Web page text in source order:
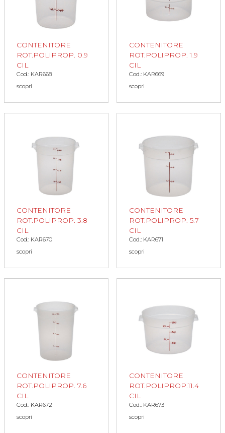
CONTENITORE
ROT.POLIPROP. 0.9
CIL
Cod.: KAR668
scopri
CONTENITORE
ROT.POLIPROP. 1.9
CIL
Cod.: KAR669
scopri
CONTENITORE
ROT.POLIPROP. 3.8
CIL
Cod.: KAR670
scopri
CONTENITORE
ROT.POLIPROP. 5.7
CIL
Cod.: KAR671
scopri
CONTENITORE
ROT.POLIPROP. 7.6
CIL
Cod.: KAR672
scopri
CONTENITORE
ROT.POLIPROP.11.4
CIL
Cod.: KAR673
scopri